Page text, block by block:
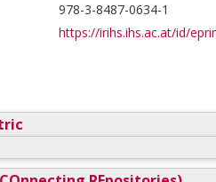
978-3-8487-0634-1
https://irihs.ihs.ac.at/id/